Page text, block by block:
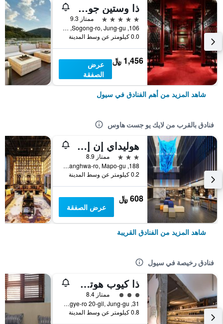
ذا وستين جوسون سول
5 نجوم
ممتاز 9.3
106, Sogong-ro, Jung-gu, سيول, كوريا الجنوبية
0.0 كيلومتر عن وسط المدينة
1,456 ﷼
عرض
الصفقة
شاهد المزيد من أهم الفنادق في سيول
فنادق بالقرب من لايك يو جست هاوس
هوليداي إن إكسبرس سول هونجداي باي آيتش جي
3 نجوم
ممتاز 8.9
188, Yanghwa-ro, Mapo-gu, سيول, كوريا الجنوبية
0.2 كيلومتر عن وسط المدينة
608 ﷼
عرض الصفقة
شاهد المزيد من الفنادق القريبة
فنادق رخيصة في سيول
ذا كيوب هوتل - دار ضيافة
تقييم فئة 3ممتاز 8.4
31, Toegye-ro 20-gil, Jung-gu, سيول, كوريا الجنوبية
0.8 كيلومتر عن وسط المدينة